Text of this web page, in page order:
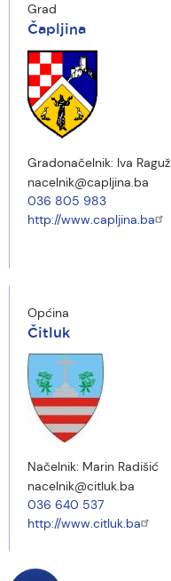
Grad
Čapljina
Gradonačelnik: Iva Raguž
nacelnik@capljina.ba
036 805 983
http://www.capljina.ba
Općina
Čitluk
Načelnik: Marin Radišić
nacelnik@citluk.ba
036 640 537
http://www.citluk.ba